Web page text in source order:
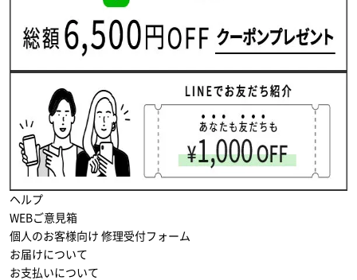
ヘルプ
WEBご意見箱
個人のお客様向け 修理受付フォーム
お届けについて
お支払いについて